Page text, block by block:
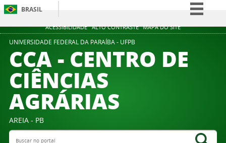
ACESSIBILIDADE ALTO CONTRASTE MAPA DO SITE
BRASIL
Simplifique!
Participe
UNIVERSIDADE FEDERAL DA PARAÍBA - UFPB
CCA - CENTRO DE
CIÊNCIAS
AGRÁRIAS
AREIA - PB
Buscar no portal